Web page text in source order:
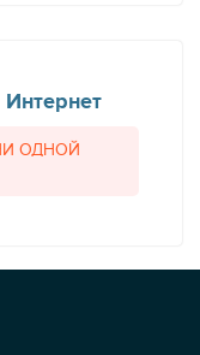
ОДНОЙ